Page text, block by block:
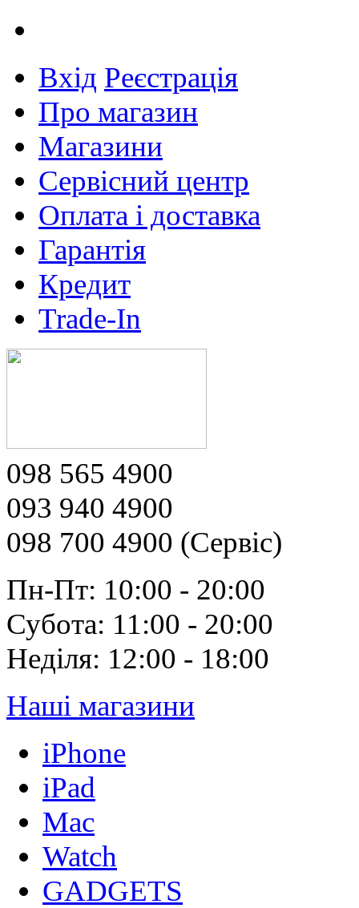
Вхід Реєстрація
Про магазин
Магазини
Сервісний центр
Оплата і доставка
Гарантія
Кредит
Trade-In
098 565 4900
093 940 4900
098 700 4900 (Сервіс)
Пн-Пт: 10:00 - 20:00
Субота: 11:00 - 20:00
Неділя: 12:00 - 18:00
Наші магазини
iPhone
iPad
Mac
Watch
GADGETS